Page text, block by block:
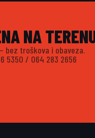
NA
bez troškova i obaveza.
5350 / 064 283 2656